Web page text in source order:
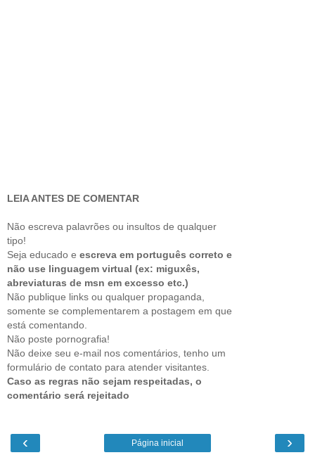
LEIA ANTES DE COMENTAR
Não escreva palavrões ou insultos de qualquer
tipo!
Seja educado e escreva em português correto e
não use linguagem virtual (ex: miguxês,
abreviaturas de msn em excesso etc.)
Não publique links ou qualquer propaganda,
somente se complementarem a postagem em que
está comentando.
Não poste pornografia!
Não deixe seu e-mail nos comentários, tenho um
formulário de contato para atender visitantes.
Caso as regras não sejam respeitadas, o
comentário será rejeitado
‹ ›
Página inicial